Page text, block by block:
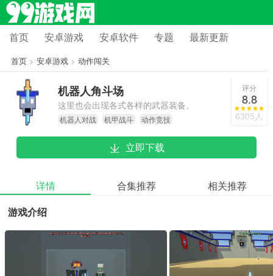
首页 安卓游戏 安卓软件 专题 最新更新
首页> 安卓游戏> 动作闯关
机器人角斗场
这里也会出现各式各样的武器装备。
玩家能够对自己的机甲进行装配，并
且还能不断升级手中的武器系统。
机器人对战 机甲战斗 动作竞技
评分
8.8
6305人
立即下载
详情 合集推荐
相关推荐
游戏介绍